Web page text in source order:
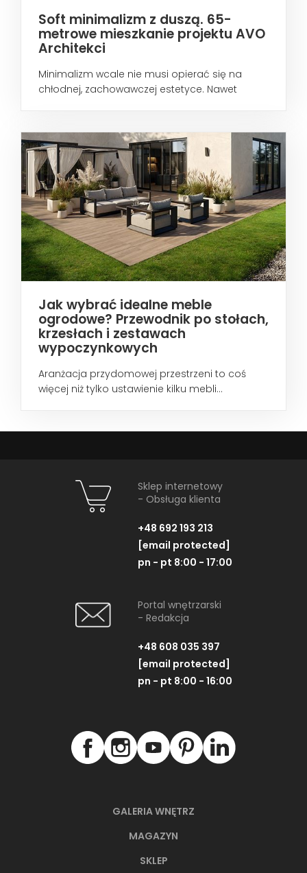
Soft minimalizm z duszą. 65-
metrowe mieszkanie projektu AVO
Architekci
Minimalizm wcale nie musi opierać się na
chłodnej, zachowawczej estetyce. Nawet
Jak wybrać idealne meble
ogrodowe? Przewodnik po stołach,
krzesłach i zestawach
wypoczynkowych
Aranżacja przydomowej przestrzeni to coś
więcej niż tylko ustawienie kilku mebli...
GALERIA WNĘTRZ
MAGAZYN
SKLEP
Sklep internetowy
- Obsługa klienta
+48 692 193 213
[email protected]
pn - pt 8:00 - 17:00
Portal wnętrzarski
- Redakcja
+48 608 035 397
[email protected]
pn - pt 8:00 - 16:00